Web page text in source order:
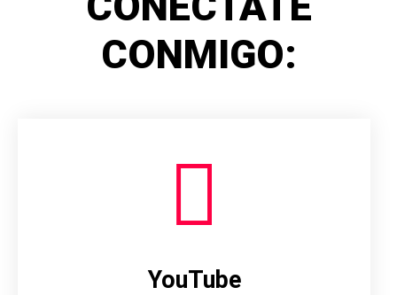
CONMIGO:
YouTube